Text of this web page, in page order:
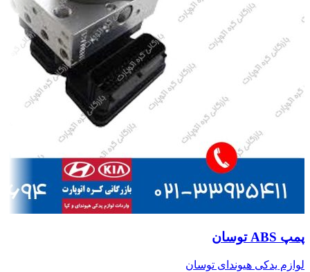
پمپ ABS توسان
لوازم یدکی هیوندای توسان